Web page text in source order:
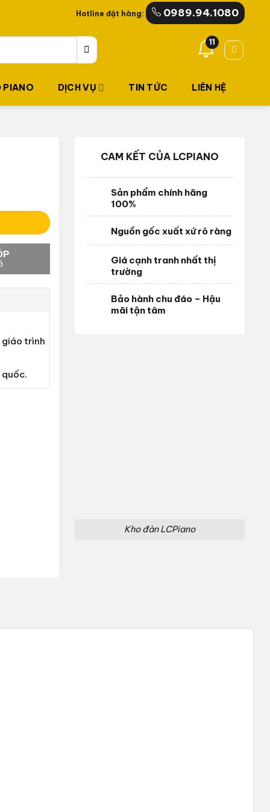
Hotline đặt hàng: 0989.94.1080
11
PIANO DỊCH VỤ TIN TỨC LIÊN HỆ
giáo trình
quốc.
CAM KẾT CỦA LCPIANO
Sản phẩm chính hãng
100%
Nguồn gốc xuất xứ rõ ràng
Giá cạnh tranh nhất thị
trường
Bảo hành chu đáo – Hậu
mãi tận tâm
Kho đàn LCPiano